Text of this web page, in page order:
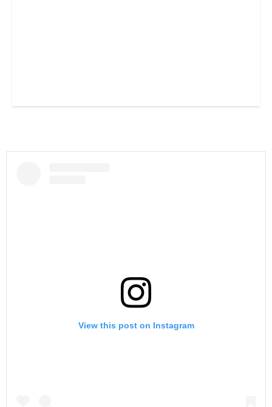
View this post on Instagram